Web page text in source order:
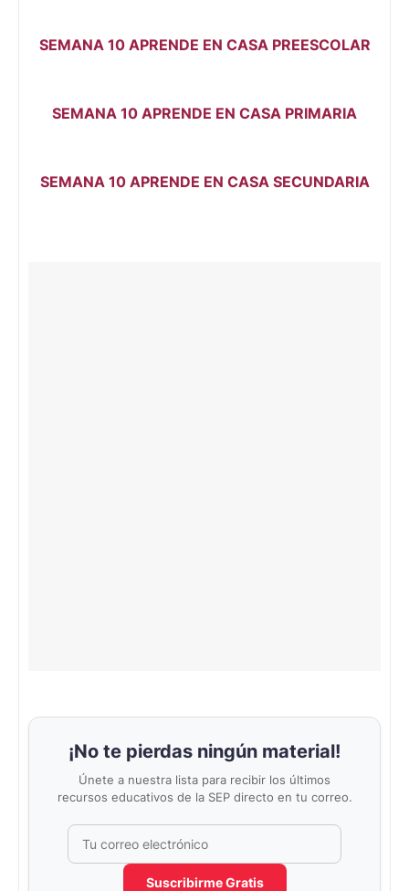
SEMANA 10 APRENDE EN CASA PREESCOLAR
SEMANA 10 APRENDE EN CASA PRIMARIA
SEMANA 10 APRENDE EN CASA SECUNDARIA
¡No te pierdas ningún material!
Únete a nuestra lista para recibir los últimos
recursos educativos de la SEP directo en tu correo.
No completar este campo
Suscribirme Gratis